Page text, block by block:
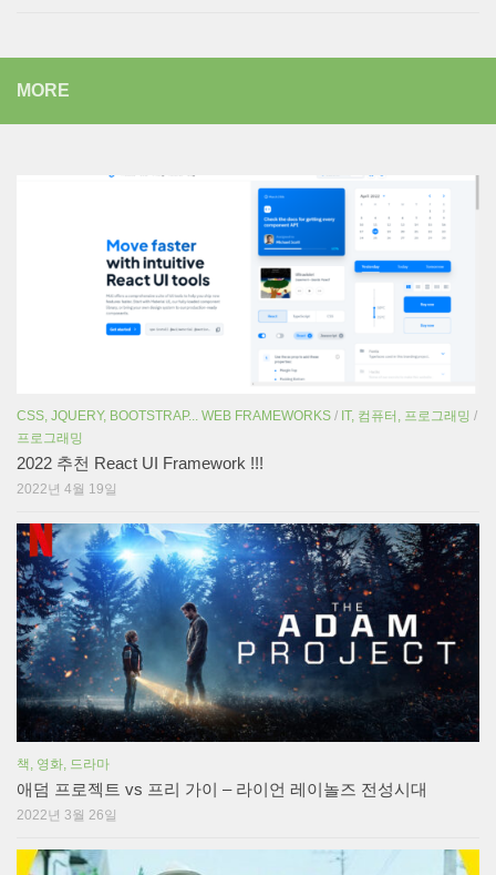
MORE
CSS, JQUERY, BOOTSTRAP... WEB FRAMEWORKS / IT, 컴퓨터, 프로그래밍 /
프로그래밍
2022 추천 React UI Framework !!!
2022년 4월 19일
책, 영화, 드라마
애덤 프로젝트 vs 프리 가이 – 라이언 레이놀즈 전성시대
2022년 3월 26일